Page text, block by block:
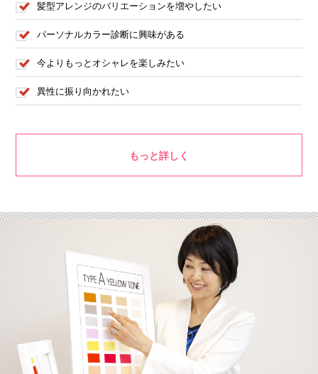
髪型アレンジのバリエーションを増やしたい
パーソナルカラー診断に興味がある
今よりもっとオシャレを楽しみたい
異性に振り向かれたい
もっと詳しく